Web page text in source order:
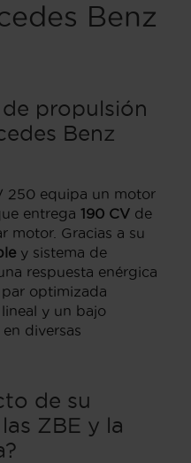
Benz
propulsión
Benz
250 equipa un motor
entrega 190 CV de
motor. Gracias a su
y sistema de
respuesta enérgica
optimizada
y un bajo
diversas
de su
ZBE y la